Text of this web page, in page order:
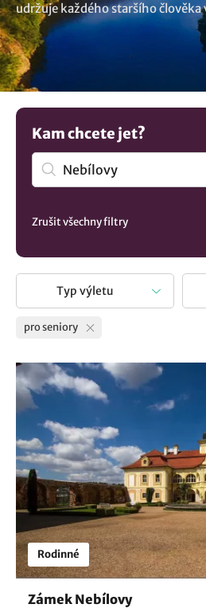
udržuje každého staršího
fyzickém stavu. A právě pro
seniory, kteří chtějí prožít každý
připravili zajímavé tipy na výlety
se na naše inspirativní náměty pro
a těšte se na nové zážitky.
Kam chcete jet?
Zrušit všechny filtry
Typ výletu
pro seniory
Rodinné
Zámek Nebílovy